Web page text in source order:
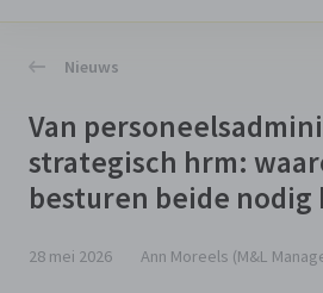
Nieuws
Van
strategisch hrm:
besturen beide nodig
28 mei 2026 Ann Moreels (M&L